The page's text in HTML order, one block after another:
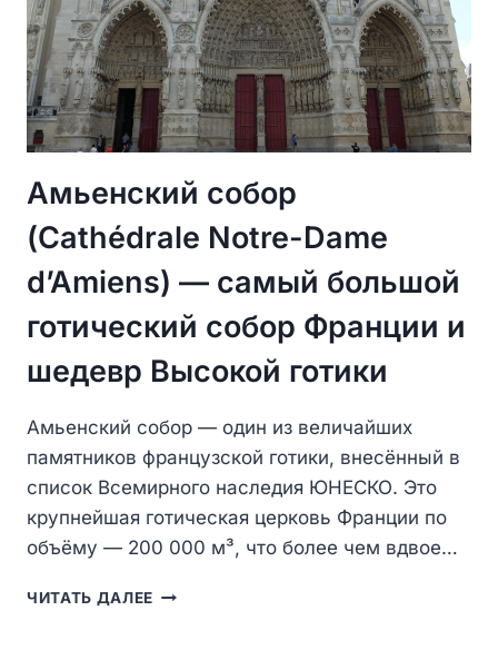
Амьенский собор
(Cathédrale Notre-Dame
d’Amiens) — самый большой
готический собор Франции и
шедевр Высокой готики
Амьенский собор — один из величайших
памятников французской готики, внесённый в
список Всемирного наследия ЮНЕСКО. Это
крупнейшая готическая церковь Франции по
объёму — 200 000 м³, что более чем вдвое…
ЧИТАТЬ ДАЛЕЕ АМЬЕНСКИЙ